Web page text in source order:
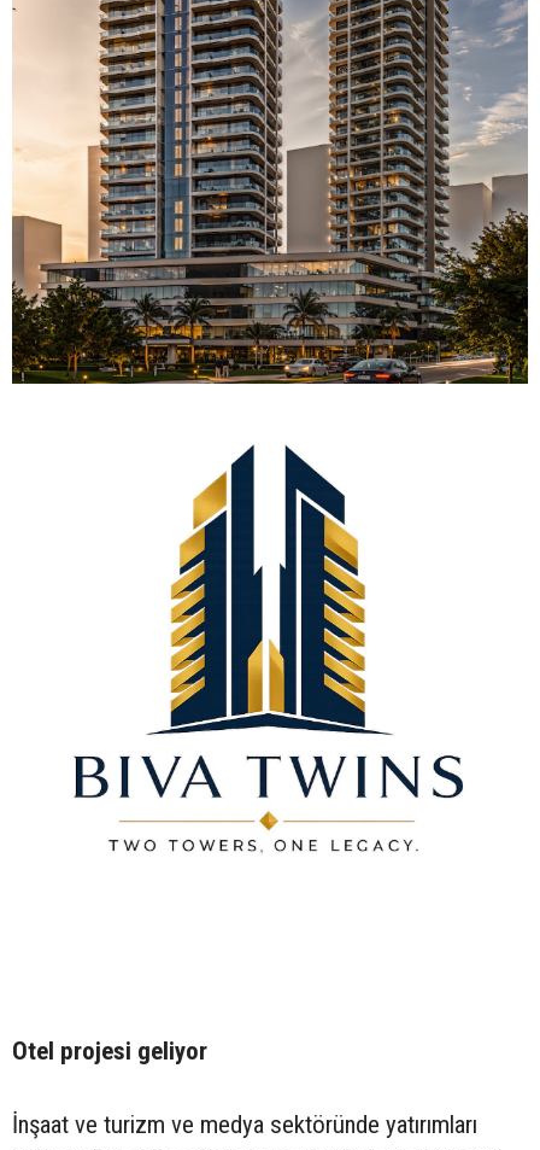
Otel projesi geliyor
İnşaat ve turizm ve medya sektöründe yatırımları